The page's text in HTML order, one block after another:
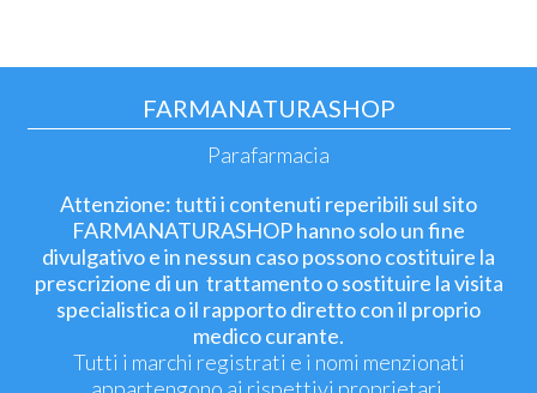
FARMANATURASHOP
Parafarmacia
Attenzione: tutti i contenuti reperibili sul sito
FARMANATURASHOP hanno solo un fine
divulgativo e in nessun caso possono costituire la
prescrizione di un trattamento o sostituire la visita
specialistica o il rapporto diretto con il proprio
medico curante.
Tutti i marchi registrati e i nomi menzionati